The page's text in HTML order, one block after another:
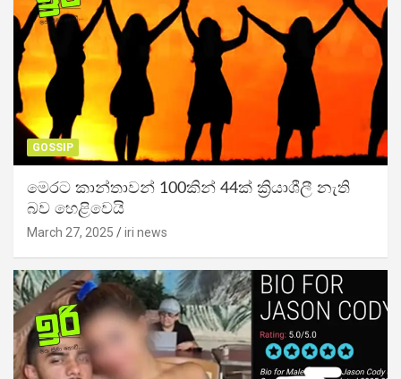
GOSSIP
මෙරට කාන්තාවන් 100කින් 44ක් ක්‍රියාශීලී නැති
බව හෙළිවෙයි
March 27, 2025 iri news